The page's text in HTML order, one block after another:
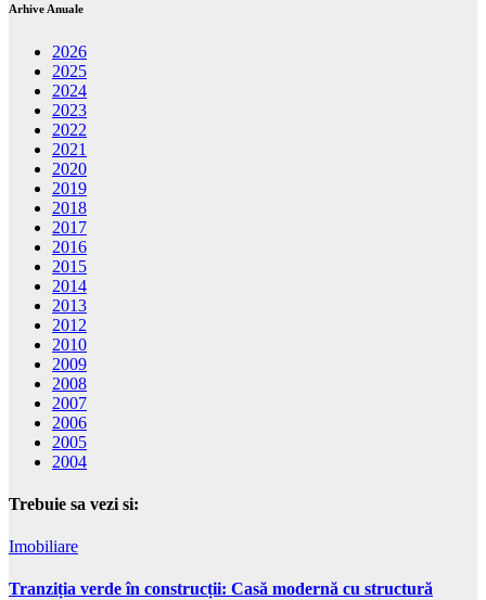
Arhive Anuale
2026
2025
2024
2023
2022
2021
2020
2019
2018
2017
2016
2015
2014
2013
2012
2010
2009
2008
2007
2006
2005
2004
Trebuie sa vezi si:
Imobiliare
Tranziția verde în construcții: Casă modernă cu structură